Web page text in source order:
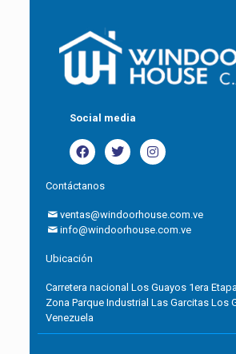
Social media
Contáctanos
ventas@windoorhouse.com.ve
info@windoorhouse.com.ve
Ubicación
Carretera nacional Los Guayos 1era
Zona Parque Industrial Las Garcitas Los
Venezuela